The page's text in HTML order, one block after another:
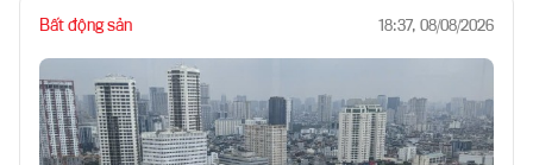
Bất động sản 18:37, 08/08/2026